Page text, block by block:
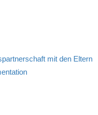
mit den Eltern